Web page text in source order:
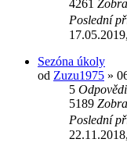
4261
Poslední
Sezóna úkoly
od Zuzu1975 »
5 Odpovědi
5189
Poslední